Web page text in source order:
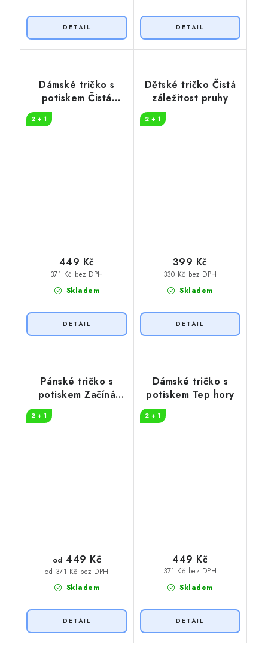
Dámské tričko s
potiskem Čistá
záležitost hory
2 + 1
Skladem
371 Kč bez DPH
449 Kč
Dětské tričko Čistá
záležitost pruhy
2 + 1
Skladem
330 Kč bez DPH
399 Kč
Pánské tričko s
potiskem Začíná
dobrodružství
2 + 1
Skladem
od 371 Kč bez DPH
od 449 Kč
Dámské tričko s
potiskem Tep hory
2 + 1
Skladem
371 Kč bez DPH
449 Kč